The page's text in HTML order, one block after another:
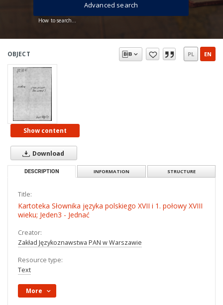
How to search...
Advanced search
OBJECT PL EN
Show content
Download
DESCRIPTION INFORMATION STRUCTURE
Title:
Kartoteka Słownika języka polskiego XVII i 1. połowy XVIII
wieku; Jeden3 - Jednać
Creator:
Zakład Językoznawstwa PAN w Warszawie
Resource type:
Text
More